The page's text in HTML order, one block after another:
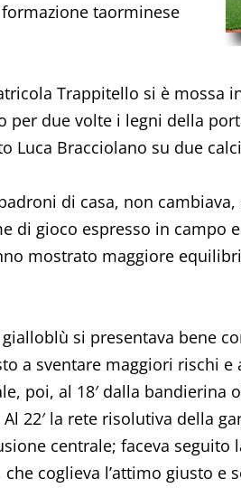
taorminese
Trappitello si è mossa
due volte i legni della
Luca Bracciolano su due
di casa, non
di gioco espresso in campo
mostrato maggiore
gialloblù si presentava bene
a sventare maggiori rischi e
poi, al 18′ dalla bandierina
22′ la rete risolutiva della
centrale; faceva
coglieva l’attimo giusto e